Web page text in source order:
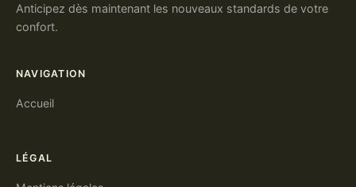
Anticipez dès maintenant les nouveaux standards de votre
confort.
NAVIGATION
Accueil
LÉGAL